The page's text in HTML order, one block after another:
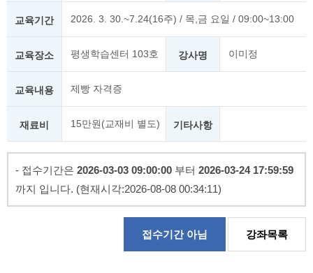
교육기간 2026. 3. 30.~7.24(16주) / 목,금 요일 / 09:00~13:00
교육장소 평생학습센터 103호 강사명 이미정
교육내용 제빵 자격증
재료비 15만원(교재비 별도) 기타사항
- 접수기간은 2026-03-03 09:00:00 부터 2026-03-24 17:59:59
까지 입니다. (현재시각:2026-08-08 00:34:11)
접수기간 아님 강좌목록